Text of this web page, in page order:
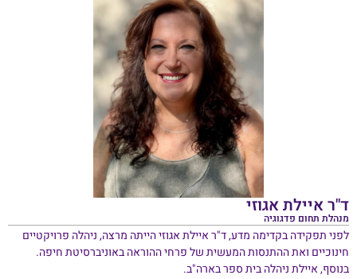
ד"ר איילת אגוזי
מנהלת תחום פדגוגיה
לפני תפקידה בקדימה מדע, ד"ר איילת אגוזי הייתה מרצה, ניהלה פרויקטיים
חינוכיים ואת ההתנסות המעשית של פרחי ההוראה באוניברסיטת חיפה.
בנוסף, איילת ניהלה בית ספר בארה"ב.